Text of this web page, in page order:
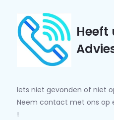
Heeft
Iets niet gevonden of niet
Neem contact met ons op
!